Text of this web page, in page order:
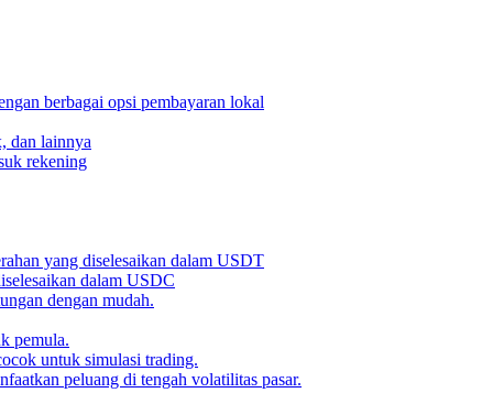
berbagai opsi pembayaran lokal
dan lainnya
rekening
yang diselesaikan dalam USDT
dalam USDC
dengan mudah.
pemula.
untuk simulasi trading.
peluang di tengah volatilitas pasar.